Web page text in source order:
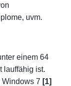
uvm.
einem 64
lauffähig ist.
Windows 7 [1]